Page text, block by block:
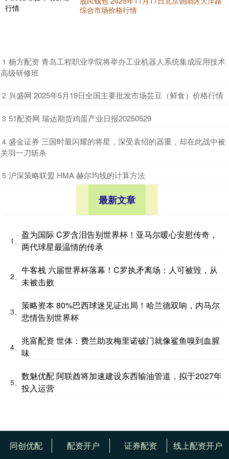
综合市场价格行情
1 ​杨方配资 青岛工程职业学院将举办工业机器人系统集成应用技术
高级研修班
2 ​兴盛网 2025年5月19日全国主要批发市场芸豆（鲜食）价格行情
3 ​51配资网 瑞达期货鸡蛋产业日报20250529
4 ​盛金证券 三国时最闪耀的将星，深受袁绍的器重，却在此战中被
关羽一刀斩杀
5 ​沪深策略联盟 HMA 赫尔均线的计算方法
最新文章
1、
盈为国际 C罗含泪告别世界杯！亚马尔暖心安慰传奇，
两代球星最温情的传承
2、
牛客栈 六届世界杯落幕！C罗执矛离场：人可被毁，从
未被击败
3、
策略资本 80%巴西球迷见证出局！哈兰德双响，内马尔
悲情告别世界杯
4、
兆富配资 世体：费兰助攻梅里诺破门就像鲨鱼嗅到血腥
味
5、
数魅优配 阿联酋将加速建设东西输油管道，拟于2027年
投入运营
同创优配 配资开户 证券配资 线上配资开户